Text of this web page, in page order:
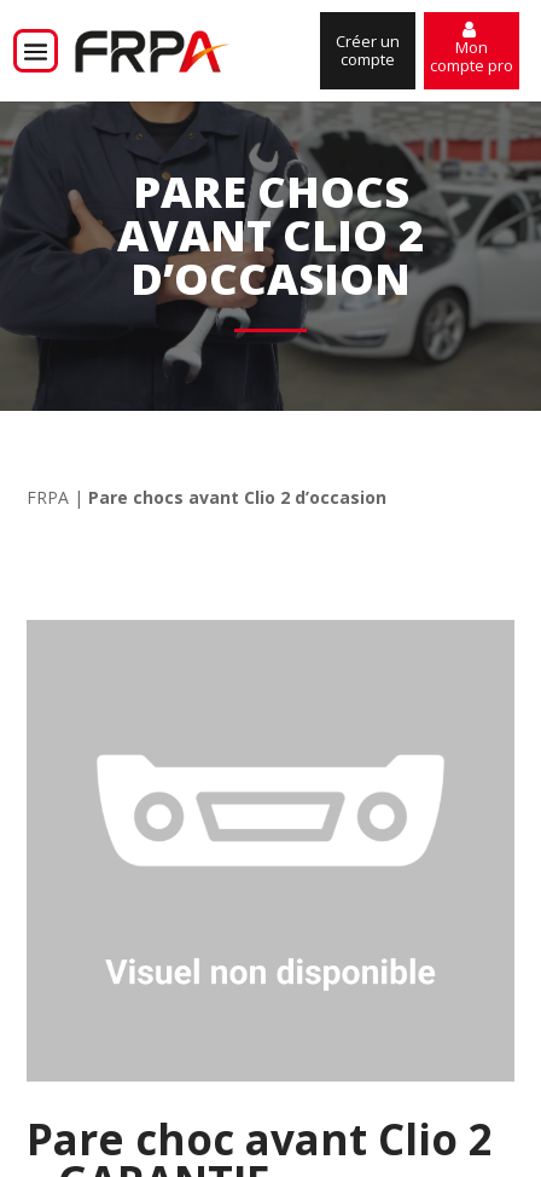
Créer un
compte
Mon
compte pro
PARE CHOCS
AVANT CLIO 2
D’OCCASION
FRPA | Pare chocs avant Clio 2 d’occasion
Pare choc avant Clio 2